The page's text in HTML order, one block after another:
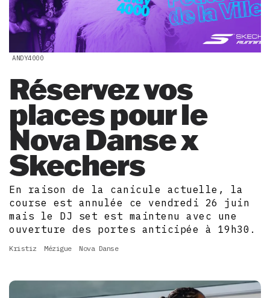
ANDY4000
Réservez vos
places pour le
Nova Danse x
Skechers
En raison de la canicule actuelle, la
course est annulée ce vendredi 26 juin
mais le DJ set est maintenu avec une
ouverture des portes anticipée à 19h30.
Kristiz Mézigue Nova Danse